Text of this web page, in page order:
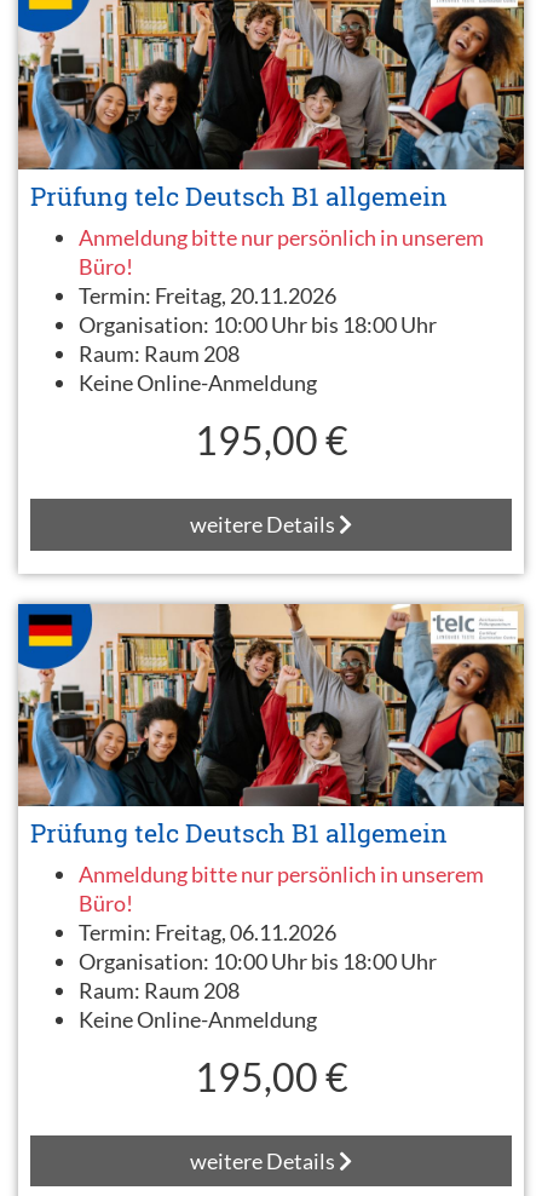
Prüfung telc Deutsch B1 allgemein
Anmeldung bitte nur persönlich in unserem
Büro!
Termin: Freitag, 20.11.2026
Organisation: 10:00 Uhr bis 18:00 Uhr
Raum: Raum 208
Keine Online-Anmeldung
195,00 €
weitere Details
Prüfung telc Deutsch B1 allgemein
Anmeldung bitte nur persönlich in unserem
Büro!
Termin: Freitag, 06.11.2026
Organisation: 10:00 Uhr bis 18:00 Uhr
Raum: Raum 208
Keine Online-Anmeldung
195,00 €
weitere Details